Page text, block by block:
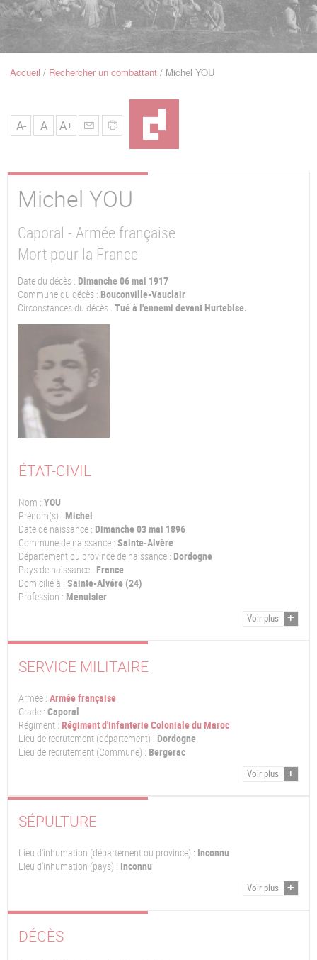
Navigation
FilAccueil Rechercher un combattant Michel YOU
A- A A+
Michel YOU
Caporal - Armée française
Mort pour la France
Date du décès : Dimanche 06 mai 1917
Commune du décès : Bouconville-Vauclair
Circonstances du décès : Tué à l'ennemi devant Hurtebise.
ÉTAT-CIVIL
Nom : YOU
Prénom(s) : Michel
Date de naissance : Dimanche 03 mai 1896
Commune de naissance : Sainte-Alvère
Département ou province de naissance : Dordogne
Pays de naissance : France
Domicilié à : Sainte-Alvére (24)
Profession : Menuisier
Voir plus
SERVICE MILITAIRE
Armée : Armée française
Grade : Caporal
Régiment : Régiment d'Infanterie Coloniale du Maroc
Lieu de recrutement (département) : Dordogne
Lieu de recrutement (Commune) : Bergerac
Voir plus
SÉPULTURE
Lieu d'inhumation (département ou province) : Inconnu
Lieu d'inhumation (pays) : Inconnu
Voir plus
DÉCÈS